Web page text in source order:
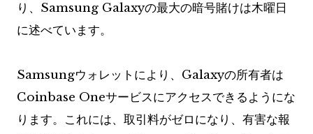
り、Samsung Galaxyの最大の暗号賭けは木曜日
に述べています。
Samsungウォレットにより、Galaxyの所有者は
Coinbase Oneサービスにアクセスできるようにな
ります。これには、取引料がゼロになり、有害な報